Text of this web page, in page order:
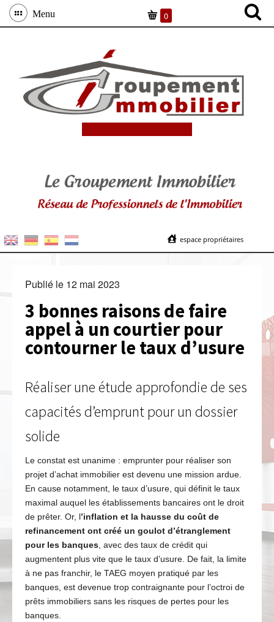
Menu 0
espace propriétaires
Publié le 12 mai 2023
3 bonnes raisons de faire
appel à un courtier pour
contourner le taux d’usure
Réaliser une étude approfondie de ses
capacités d’emprunt pour un dossier
solide
Le constat est unanime : emprunter pour réaliser son
projet d’achat immobilier est devenu une mission ardue.
En cause notamment, le taux d’usure, qui définit le taux
maximal auquel les établissements bancaires ont le droit
de prêter. Or, l’inflation et la hausse du coût de
refinancement ont créé un goulot d’étranglement
pour les banques, avec des taux de crédit qui
augmentent plus vite que le taux d’usure. De fait, la limite
à ne pas franchir, le TAEG moyen pratiqué par les
banques, est devenue trop contraignante pour l’octroi de
prêts immobiliers sans les risques de pertes pour les
banques.